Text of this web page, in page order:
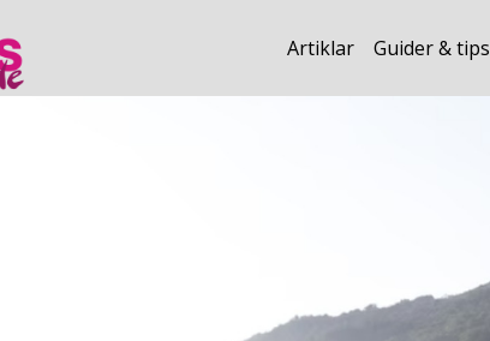
Artiklar Guider & tips